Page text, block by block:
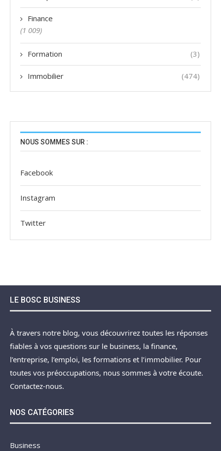
Finance
(1 009)
Formation (3)
Immobilier (474)
NOUS SOMMES SUR :
Facebook
Instagram
Twitter
LE BOSC BUSINESS
À travers notre blog, vous découvrirez toutes les réponses
fiables à vos questions sur le business, la finance,
l’entreprise, l’emploi, les formations et l’immobilier. Pour
toutes vos préoccupations, nous sommes à votre écoute.
Contactez-nous.
NOS CATÉGORIES
Business